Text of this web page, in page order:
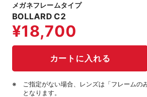
メガネフレームタイプ
BOLLARD C2
ご指定がない場合、レンズは「フレームの
となります。